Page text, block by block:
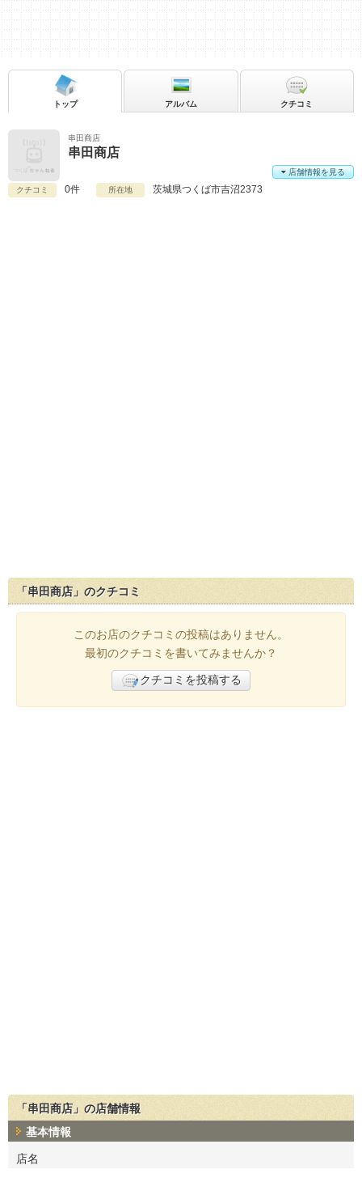
串田商店
串田商店
クチコミ 0件 所在地 茨城県つくば市吉沼2373
店舗情報を見る
トップ アルバム クチコミ
「串田商店」のクチコミ
このお店のクチコミの投稿はありません。
最初のクチコミを書いてみませんか？
クチコミを投稿する
「串田商店」の店舗情報
基本情報
店名